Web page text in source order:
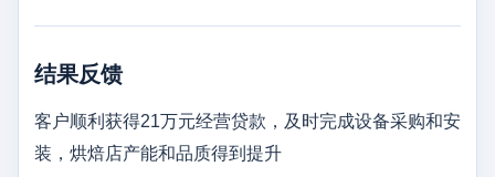
结果反馈
客户顺利获得21万元经营贷款，及时完成设备采购和安
装，烘焙店产能和品质得到提升